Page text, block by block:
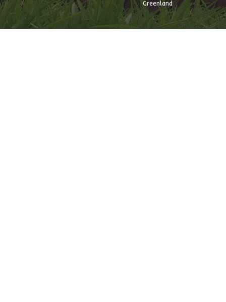
Greenland